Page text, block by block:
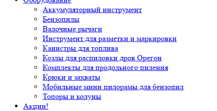
Аккумуляторный инструмент
Бензопилы
Валочные рычаги
Инструмент для разметки и маркировки
Канистры для топлива
Козлы для распиловки дров Орегон
Комплекты для продольного пиления
Крюки и захваты
Мобильные мини пилорамы для бензопил
Топоры и колуны
Акции!